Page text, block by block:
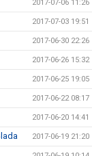
2017-07-06 11:26
2017-07-03 19:51
2017-06-30 22:26
2017-06-26 15:32
2017-06-25 19:05
2017-06-22 08:17
2017-06-20 14:41
2017-06-19 21:20